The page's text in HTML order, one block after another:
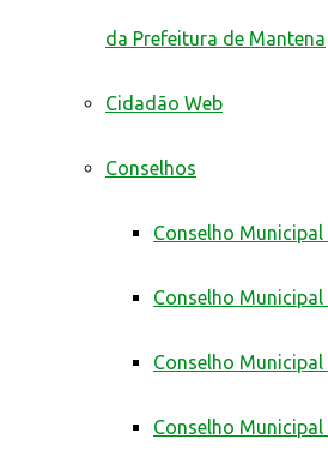
da Prefeitura de Mantena
Cidadão Web
Conselhos
Conselho
Conselho Municipal
Conselho Municipal
Conselho Municipal